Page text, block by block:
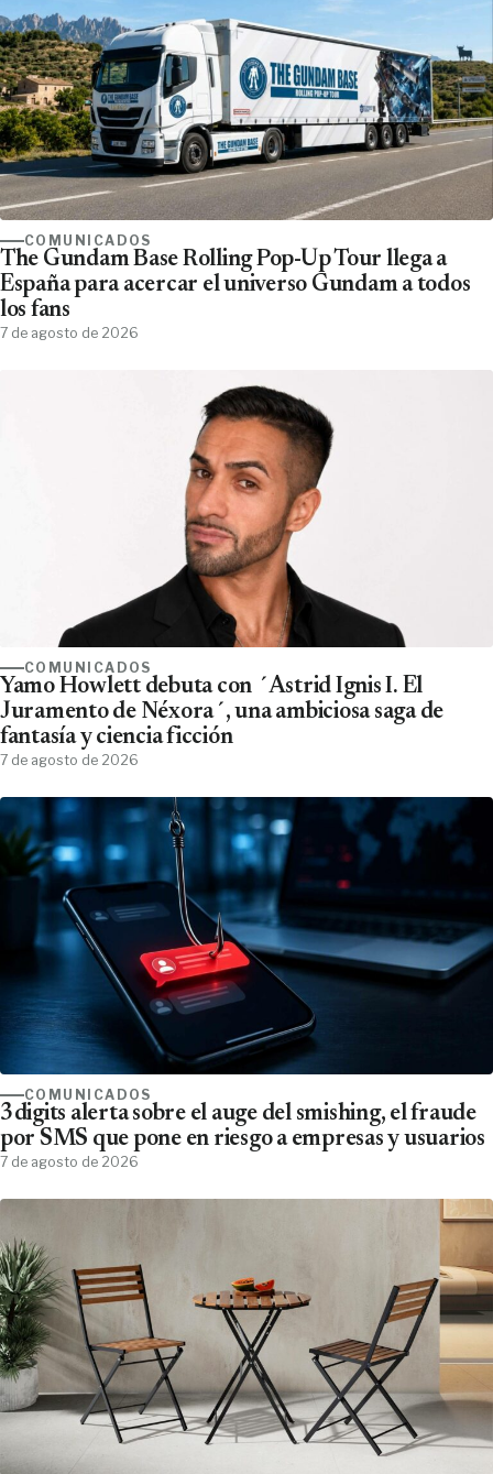
COMUNICADOS
The Gundam Base Rolling Pop-Up Tour llega a
España para acercar el universo Gundam a todos
los fans
7 de agosto de 2026
COMUNICADOS
Yamo Howlett debuta con ´Astrid Ignis I. El
Juramento de Néxora´, una ambiciosa saga de
fantasía y ciencia ficción
7 de agosto de 2026
COMUNICADOS
3digits alerta sobre el auge del smishing, el fraude
por SMS que pone en riesgo a empresas y usuarios
7 de agosto de 2026